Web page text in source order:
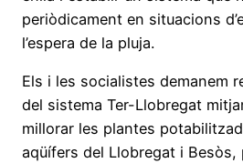
periòdicament en situacions
l’espera de la pluja.
Els i les socialistes demanem
del sistema Ter-Llobregat
millorar les plantes
aqüífers del Llobregat i Besòs,